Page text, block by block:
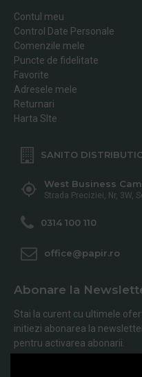
Contul meu
Control Date Personale
Comenzile mele
Puncte de fidelitate
Favorite
Adresele mele
Returnari
Harta SIte
SANITO
West Business
Strada Preciziei, Nr, 3W,
0314 100 110
office@papir.ro
Abonare la
Stai la curent cu ultimele
initiezi abonarea la
pentru activarea abonarii.